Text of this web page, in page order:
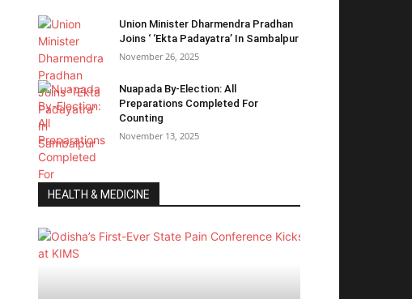
Union Minister Dharmendra Pradhan
Joins ‘ ‘Ekta Padayatra’ In Sambalpur
November 26, 2025
Nuapada By-Election: All
Preparations Completed For
Counting
November 13, 2025
HEALTH & MEDICINE